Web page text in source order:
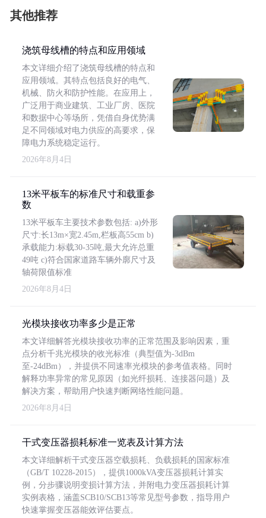
其他推荐
浇筑母线槽的特点和应用领域
本文详细介绍了浇筑母线槽的特点和
应用领域。其特点包括良好的电气、
机械、防火和防护性能。在应用上，
广泛用于商业建筑、工业厂房、医院
和数据中心等场所，凭借自身优势满
足不同领域对电力供应的高要求，保
障电力系统稳定运行。
2026年8月4日
13米平板车的标准尺寸和载重参
数
13米平板车主要技术参数包括: a)外形
尺寸:长13m×宽2.45m,栏板高55cm b)
承载能力:标载30-35吨,最大允许总重
49吨 c)符合国家道路车辆外廓尺寸及
轴荷限值标准
2026年8月4日
光模块接收功率多少是正常
本文详细解答光模块接收功率的正常范围及影响因素，重
点分析千兆光模块的收光标准（典型值为-3dBm
至-24dBm），并提供不同速率光模块的参考值表格。同时
解释功率异常的常见原因（如光纤损耗、连接器问题）及
解决方案，帮助用户快速判断网络性能问题。
2026年8月4日
干式变压器损耗标准一览表及计算方法
本文详细解析干式变压器空载损耗、负载损耗的国家标准
（GB/T 10228-2015），提供1000kVA变压器损耗计算实
例，分步骤说明变损计算方法，并附电力变压器损耗计算
实例表格，涵盖SCB10/SCB13等常见型号参数，指导用户
快速掌握变压器能效评估要点。